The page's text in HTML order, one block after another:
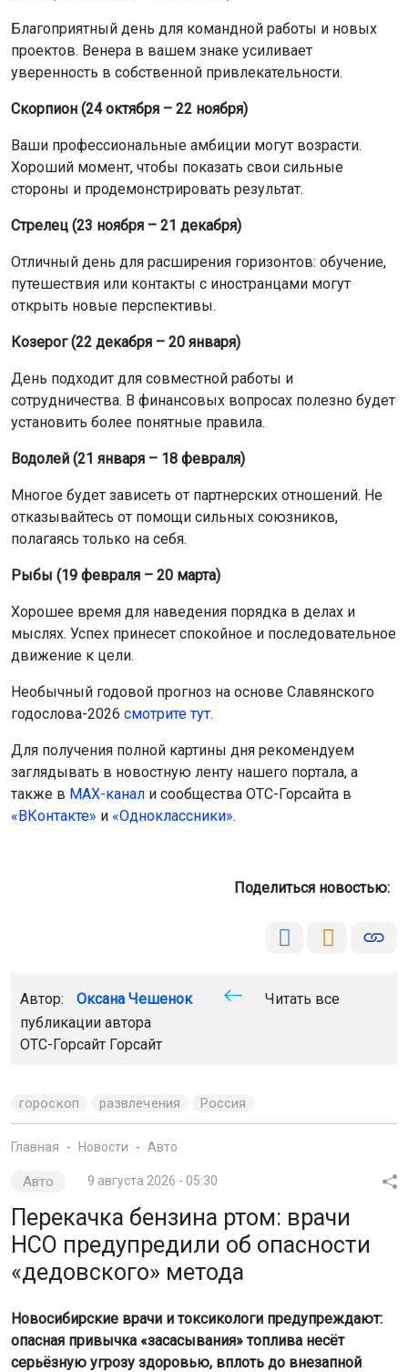
также в
МАХ-канал
и сообщества ОТС-Горсайта в
«ВКонтакте»и«Одноклассники».
Поделиться новостью:
публикации автора
ОТС-Горсайт Горсайт
гороскоп развлечения Россия
Авто 9 августа 2026 - 05:30
Перекачка бензина ртом: врачи
НСО предупредили об опасности
«дедовского» метода
Новосибирские врачи и токсикологи предупреждают:
серьёзную угрозу здоровью, вплоть до внезапной
помнят «дедовский» способ перелить бензин из
создать вакуум. Новосибирские эксперты рассказали,
какие риски таит в себе контакт с бензином и как
П очему засасывать бензин ртом категорически
запрещено
запрет: нельзя засасывать нефтепродукты через трубки
Бензин — это сложная смесь лёгких углеводородов с
низкой вязкостью и высокой летучестью. При попытке
процесс: жидкость попадает в рот намного быстрее,
чем ожидаешь.
Как пояснил доктор медицинских наук, врач-кардиолог
химический ожог слизистой рта, но главная опасность
— это попадание жидкости или её паров в дыхательные
пути. Даже несколько капель в лёгких могут привести к